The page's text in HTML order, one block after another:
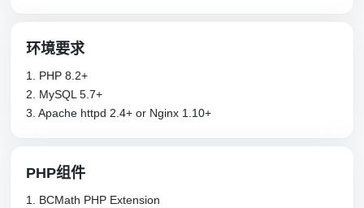
环境要求
1. PHP 8.2+
2. MySQL 5.7+
3. Apache httpd 2.4+ or Nginx 1.10+
PHP组件
1. BCMath PHP Extension